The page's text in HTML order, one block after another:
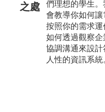
之處
們理想的學生。
會教導你如何讓
按照你的需求運
如何透過觀察企
協調溝通來設計
人性的資訊系統